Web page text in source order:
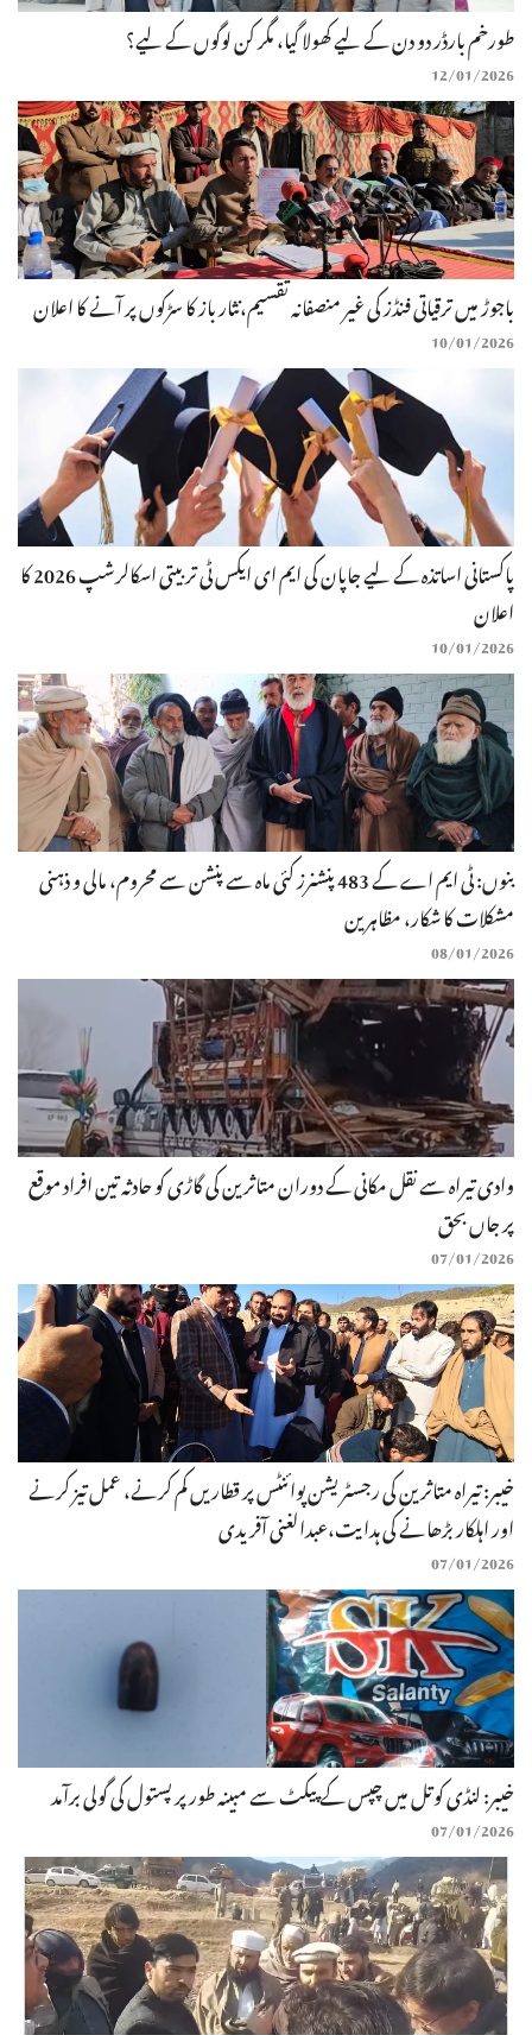
طورخم بارڈر دو دن کے لیے کھولا گیا، مگر کن لوگوں کے لیے؟
12/01/2026
باجوڑ میں ترقیاتی فنڈز کی غیر منصفانہ تقسیم،نثار باز کا سڑکوں پر آنے کا اعلان
10/01/2026
پاکستانی اساتذہ کے لیے جاپان کی ایم ای ایکس ٹی تربیتی اسکالرشپ 2026 کا
اعلان
10/01/2026
بنوں: ٹی ایم اے کے 483 پنشنرز کئی ماہ سے پنشن سے محروم، مالی و ذہنی
مشکلات کا شکار، مظاہرین
08/01/2026
وادی تیراہ سے نقل مکانی کے دوران متاثرین کی گاڑی کو حادثہ تین افراد موقع
پر جاں بحق
07/01/2026
خیبر: تیراہ متاثرین کی رجسٹریشن پوائنٹس پر قطاریں کم کرنے، عمل تیز کرنے
اور اہلکار بڑھانے کی ہدایت،عبدالغنی آفریدی
07/01/2026
خیبر: لنڈی کوتل میں چپس کے پیکٹ سے مبینہ طور پر پستول کی گولی برآمد
07/01/2026